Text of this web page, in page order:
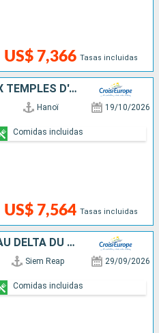
US$ 7,366 Tasas incluidas
DU DELTA DU MÉKONG AUX TEMPLES D'ANGKOR, LES VILLES IMPÉRIALES, HANOÏ ET LA BAIE D'ALONG (FORMULE PORT/PORT)
Hanoï 19/10/2026
US$ 7,564 Tasas incluidas
Comidas incluidas
DES TEMPLES D'ANGKOR AU DELTA DU MÉKONG, LES VILLES IMPÉRIALES, HANOÏ ET LA BAIE D'ALONG
Siem Reap 29/09/2026
Comidas incluidas